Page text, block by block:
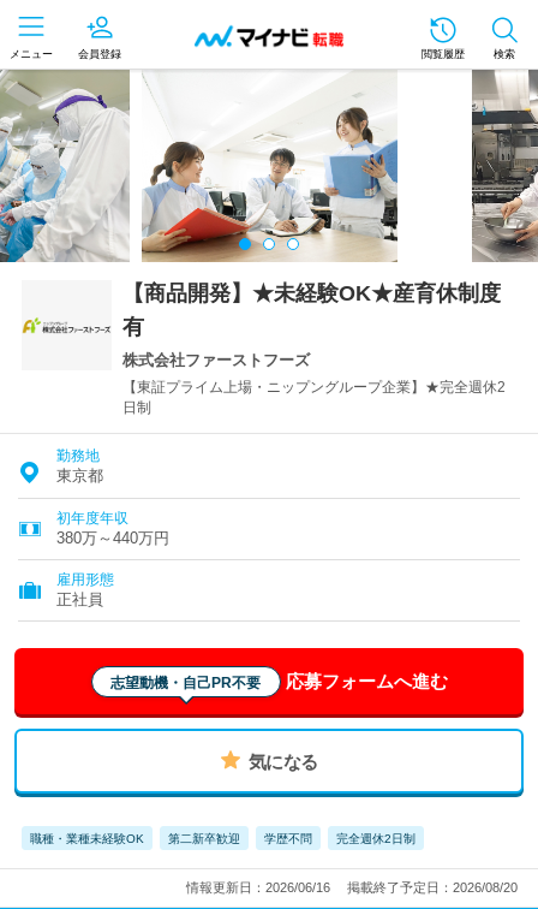
メニュー 会員登録 閲覧履歴 検索
【商品開発】★未経験OK★産育休制度
有
株式会社ファーストフーズ
【東証プライム上場・ニップングループ企業】★完全週休2
日制
勤務地
東京都
初年度年収
380万～440万円
雇用形態
正社員
志望動機・自己PR不要 応募フォームへ進む
気になる
職種・業種未経験OK 第二新卒歓迎 学歴不問 完全週休2日制
情報更新日：2026/06/16 掲載終了予定日：2026/08/20